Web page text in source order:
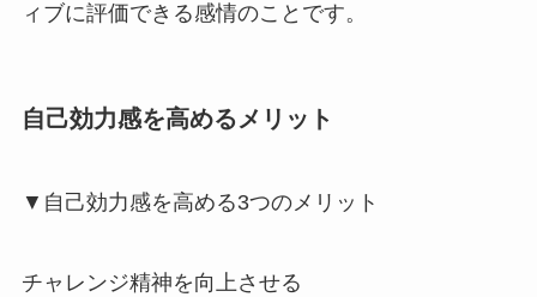
ィブに評価できる感情のことです。
自己効力感を高めるメリット
▼自己効力感を高める3つのメリット
チャレンジ精神を向上させる